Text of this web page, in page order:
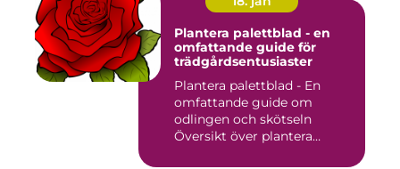
Plantera palettblad - en
omfattande guide för
trädgårdsentusiaster
Plantera palettblad - En
omfattande guide om
odlingen och skötseln
Översikt över plantera